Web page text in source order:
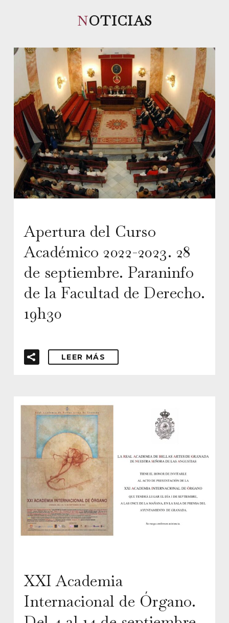
NOTICIAS
Apertura del Curso
Académico 2022-2023. 28
de septiembre. Paraninfo
de la Facultad de Derecho.
19h30
LEER MÁS
XXI Academia
Internacional de Órgano.